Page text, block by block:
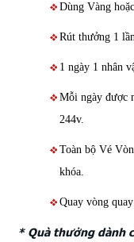
Dùng Vàng
Rút thưởng 1
1 ngày 1 nhân
Mỗi ngày được
244v.
Toàn bộ Vé
khóa.
Quay vòng
* Quà thưởng dành